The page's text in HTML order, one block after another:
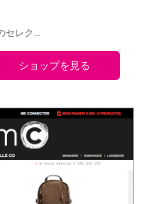
セレク…
ショップを見る